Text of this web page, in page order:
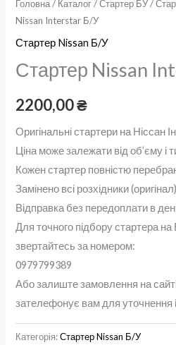
Головна/ Каталог/Стартер БУ/
Nissan Interstar Б/У
Стартер Nissan Б/У
Стартер Nissan
2200,00₴
Оригінальні стартери на Ніссан
Ціна може залежати від об’єму і
Кожен стартер повністю
Замінено всі розхідники
Відправка без передоплати в
Для точного підбору стартера
звертайтесь за номером:
0979799389
Або залиште замовлення на
зателефонує вам для уточнення
Категорія:Стартер Nissan Б/У